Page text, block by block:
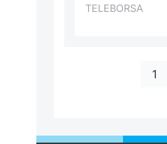
TELEBORSA
1